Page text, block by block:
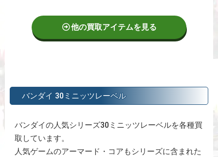
他の買取アイテムを見る
バンダイ 30ミニッツレーベル
バンダイの人気シリーズ30ミニッツレーベルを各種買
取しています。
人気ゲームのアーマード・コアもシリーズに含まれた